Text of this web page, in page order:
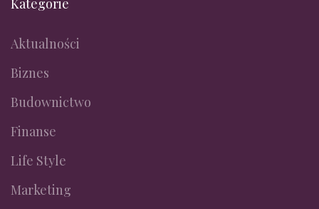
Aktualności
Biznes
Budownictwo
Finanse
Life Style
Marketing